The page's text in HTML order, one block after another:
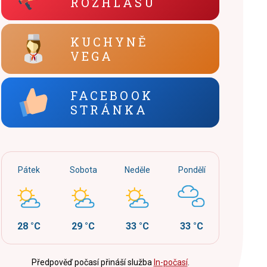
KUCHYNĚ
VEGA
FACEBOOK
STRÁNKA
Pátek
28 °C
Sobota
29 °C
Neděle
33 °C
Pondělí
33 °C
Předpověď počasí přináší služba In-počasí.